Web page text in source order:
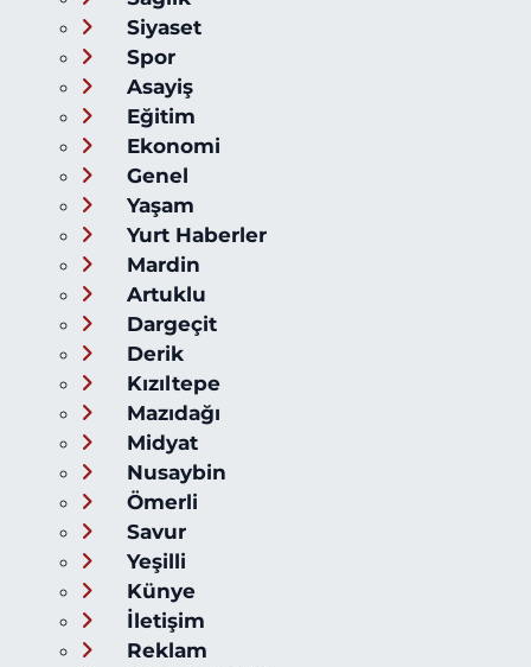
Siyaset
Spor
Asayiş
Eğitim
Ekonomi
Genel
Yaşam
Yurt Haberler
Mardin
Artuklu
Dargeçit
Derik
Kızıltepe
Mazıdağı
Midyat
Nusaybin
Ömerli
Savur
Yeşilli
Künye
İletişim
Reklam